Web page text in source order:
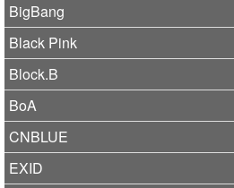
BigBang
Black Pink
Block.B
BoA
CNBLUE
EXID